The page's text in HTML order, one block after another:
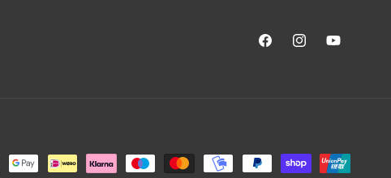
FacebookInstagramYouTube